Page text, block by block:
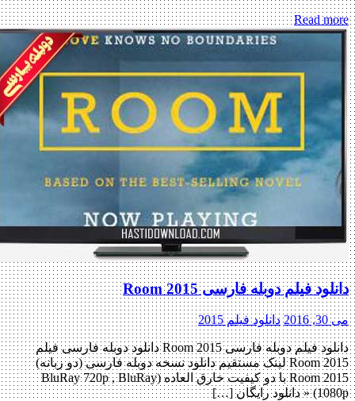
Read more
دانلود فیلم دوبله فارسی Room 2015
می 30, 2016 دانلود فیلم 2015
دانلود فیلم دوبله فارسی Room 2015 دانلود دوبله فارسی فیلم
Room 2015 لینک مستقیم دانلود نسخه دوبله فارسی (دو زبانه)
Room 2015 با دو کیفیت خارق العاده (BluRay 720p , BluRay
1080p) « دانلود رایگان […]